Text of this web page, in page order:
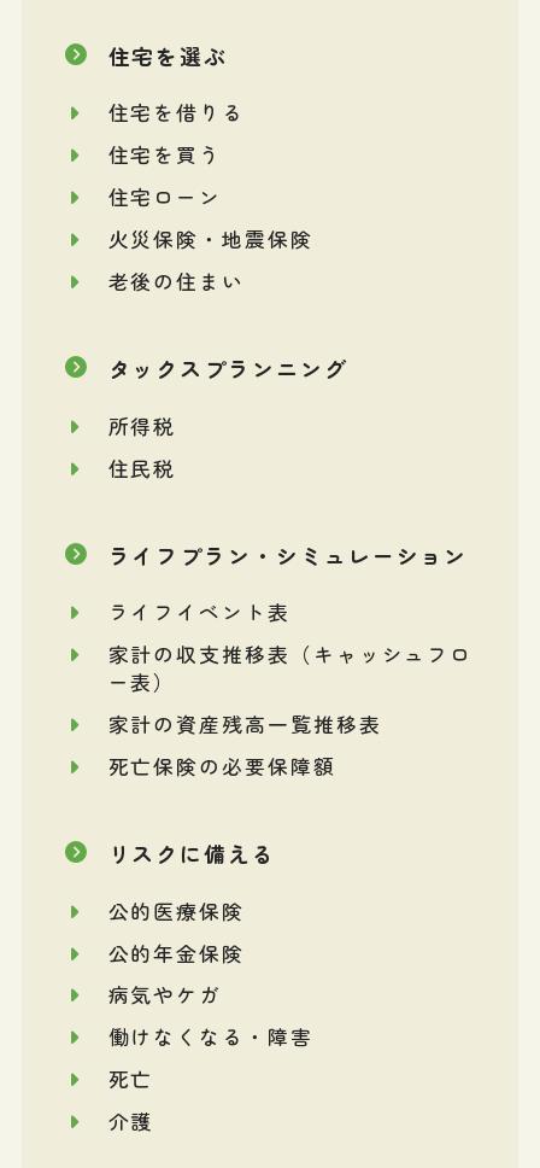
住宅を選ぶ
住宅を借りる
住宅を買う
住宅ローン
火災保険・地震保険
老後の住まい
タックスプランニング
所得税
住民税
ライフプラン・シミュレーション
ライフイベント表
家計の収支推移表（キャッシュフロ
ー表）
家計の資産残高一覧推移表
死亡保険の必要保障額
リスクに備える
公的医療保険
公的年金保険
病気やケガ
働けなくなる・障害
死亡
介護